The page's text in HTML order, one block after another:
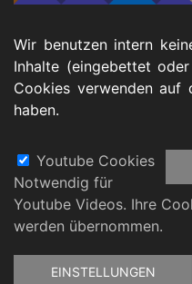
Stellungnahmen sowie
Autor:Manuel Salomon
<manuel.salomon@ksl-
Fußbereich
Wir benutzen intern
Inhalte (eingebettet
Cookies verwenden auf
haben.
Youtube Cookies
Notwendig für
Youtube Videos. Ihre
werden übernommen.
EINSTELLUNGEN
Zustimmung
zurückziehen